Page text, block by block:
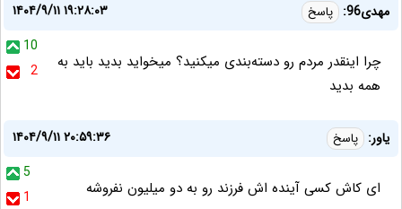
مهدی96: پاسخ
۱۴۰۴/۹/۱۱ ۱۹:۲۸:۰۳
10
2
چرا اینقدر مردم رو دسته‌بندی میکنید؟ میخواید بدید باید به
همه بدید
یاور: پاسخ
۱۴۰۴/۹/۱۱ ۲۰:۵۹:۳۶
5
1
ای کاش کسی آینده اش فرزند رو به دو میلیون نفروشه